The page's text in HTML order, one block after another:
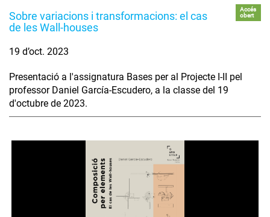
Sobre variacions i transformacions: el cas
de les Wall-houses
Accés
obert
19 d’oct. 2023
Presentació a l'assignatura Bases per al Projecte I-II pel
professor Daniel García-Escudero, a la classe del 19
d'octubre de 2023.